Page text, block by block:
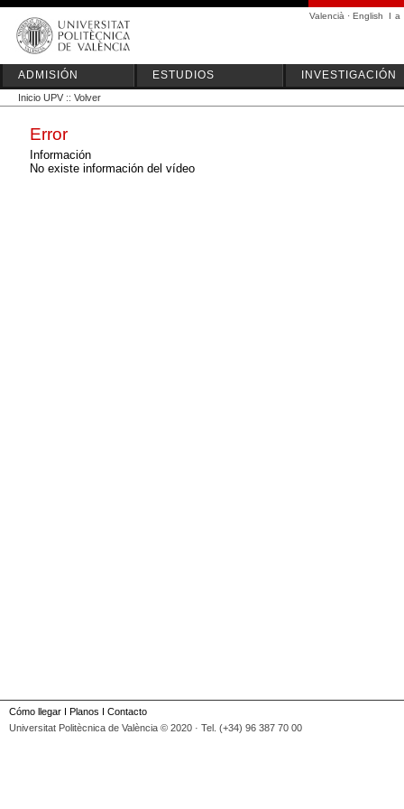
Valencià · English I a
ADMISIÓN ESTUDIOS INVESTIGACIÓN
Inicio UPV :: Volver
Error
Información
No existe información del vídeo
Cómo llegar I Planos I Contacto
Universitat Politècnica de València © 2020 · Tel. (+34) 96 387 70 00